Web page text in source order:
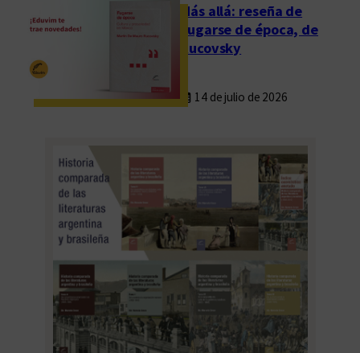
Más allá: reseña de
Fugarse de época, de
Rucovsky
14 de julio de 2026